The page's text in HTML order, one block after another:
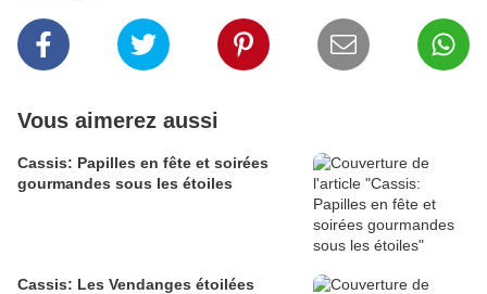
Vous aimerez aussi
Cassis: Papilles en fête et soirées
gourmandes sous les étoiles
Cassis: Les Vendanges étoilées